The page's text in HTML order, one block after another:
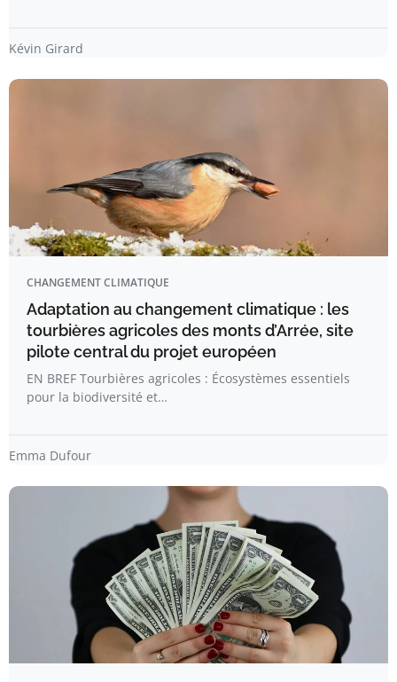
Kévin Girard
CHANGEMENT CLIMATIQUE
Adaptation au changement climatique : les
tourbières agricoles des monts d’Arrée, site
pilote central du projet européen
EN BREF Tourbières agricoles : Écosystèmes essentiels
pour la biodiversité et…
Emma Dufour